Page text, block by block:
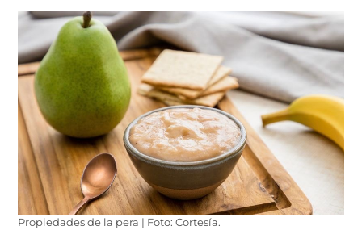
Propiedades de la pera | Foto: Cortesía.